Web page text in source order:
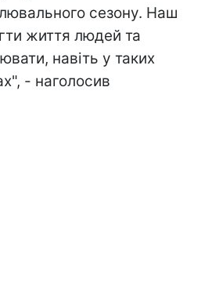
сезону. Наш
життя людей та
навіть у таких
- наголосив